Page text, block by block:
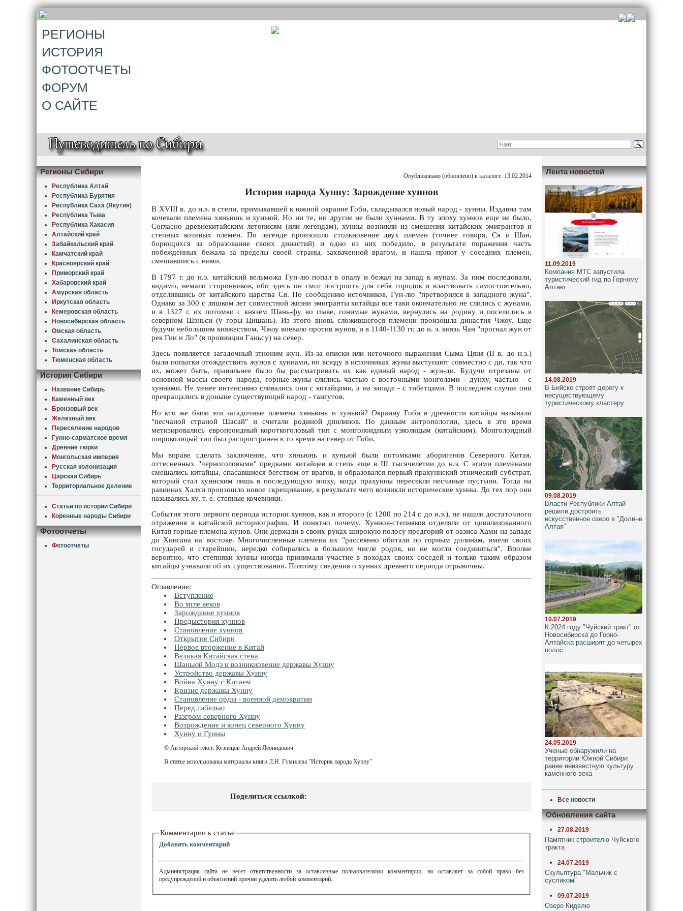
РЕГИОНЫ
ИСТОРИЯ
ФОТООТЧЕТЫ
ФОРУМ
О САЙТЕ
Регионы Сибири
Республика Алтай
Республика Бурятия
Республика Саха (Якутия)
Республика Тыва
Республика Хакасия
Алтайский край
Забайкальский край
Камчатский край
Красноярский край
Приморский край
Хабаровский край
Амурская область
Иркутская область
Кемеровская область
Новосибирская область
Омская область
Сахалинская область
Томская область
Тюменская область
История Сибири
Название Сибирь
Каменный век
Бронзовый век
Железный век
Переселение народов
Гунно-сарматское время
Древние тюрки
Монгольская империя
Русская колонизация
Царская Сибирь
Территориальное деление
Статьи по истории Сибири
Коренные народы Сибири
Фотоотчеты
Фотоотчеты
Опубликовано (обновлено) в каталоге: 13.02.2014
История народа Хунну: Зарождение хуннов
В XVIII в. до н.э. в степи, примыкавшей к южной окраине Гоби, складывался новый народ - хунны. Издавна там
кочевали племена хяньюнь и хуньюй. Но ни те, ни другие не были хуннами. В ту эпоху хуннов еще не было.
Согласно древнекитайским летописям (или легендам), хунны возникли из смешения китайских эмигрантов и
степных кочевых племен. По легенде произошло столкновение двух племен (точнее говоря, Ся и Шан,
борющихся за образование своих династий) и одно из них победило, в результате поражения часть
побежденных бежала за пределы своей страны, захваченной врагом, и нашла приют у соседних племен,
смешавшись с ними.
В 1797 г. до н.э. китайский вельможа Гун-лю попал в опалу и бежал на запад к жунам. За ним последовали,
видимо, немало сторонников, ибо здесь он смог построить для себя городок и властвовать самостоятельно,
отделившись от китайского царства Ся. По сообщению источников, Гун-лю "претворился в западного жуна".
Однако за 300 с лишком лет совместной жизни эмигранты китайцы все таки окончательно не слились с жунами,
и в 1327 г. их потомки с князем Шань-фу во главе, гонимые жунами, вернулись на родину и поселились в
северном Шэньси (у горы Цишань). Из этого вновь сложившегося племени произошла династия Чжоу. Еще
будучи небольшим княжеством, Чжоу воевало против жунов, и в 1140-1130 гг. до н. э. князь Чан "прогнал жун от
рек Гин и Ло" (в провинции Ганьсу) на север.
Здесь появляется загадочный этноним жун. Из-за описки или неточного выражения Сыма Цяня (II в. до н.э.)
были попытки отождествить жунов с хуннами, но всюду в источниках жуны выступают совместно с ди, так что
их, может быть, правильнее было бы рассматривать их как единый народ - жун-ди. Будучи отрезаны от
основной массы своего народа, горные жуны слились частью с восточными монголами - дунху, частью - с
хуннами. Не менее интенсивно сливались они с китайцами, а на западе - с тибетцами. В последнем случае они
превращались в доныне существующий народ - тангутов.
Но кто же были эти загадочные племена хяньюнь и хуньюй? Окраину Гоби в древности китайцы называли
"песчаной страной Шасай" и считали родиной динлинов. По данным антропологии, здесь в это время
метизировались европеоидный короткоголовый тип с монголоидным узколицым (китайским). Монголоидный
широколицый тип был распространен в то время на север от Гоби.
Мы вправе сделать заключение, что хяньюнь и хуньюй были потомками аборигенов Северного Китая,
оттесненных "черноголовыми" предками китайцев в степь еще в III тысячелетии до н.э. С этими племенами
смешались китайцы, спасавшиеся бегством от врагов, и образовался первый прахуннский этнический субстрат,
который стал хуннским лишь в последующую эпоху, когда прахунны пересекли песчаные пустыни. Тогда на
равнинах Халхи произошло новое скрещивание, в результате чего возникли исторические хунны. До тех пор они
назывались ху, т. е. степные кочевники.
События этого первого периода истории хуннов, как и второго (с 1200 по 214 г. до н.э.), не нашли достаточного
отражения в китайской историографии. И понятно почему. Хуннов-степняков отделяли от цивилизованного
Китая горные племена жунов. Они держали в своих руках широкую полосу предгорий от оазиса Хами на западе
до Хингана на востоке. Многочисленные племена их "рассеянно обитали по горным долинам, имели своих
государей и старейшин, нередко собирались в большом числе родов, но не могли соединиться". Вполне
вероятно, что степняки хунны иногда принимали участие в походах своих соседей и только таким образом
китайцы узнавали об их существовании. Поэтому сведения о хуннах древнего периода отрывочны.
Оглавление:
Вступление
Во мгле веков
Зарождение хуннов
Предыстория хуннов
Становление хуннов
Открытие Сибири
Первое вторжение в Китай
Великая Китайская стена
Шаньюй Модэ и возникновение державы Хунну
Устройство державы Хунну
Война Хунну с Китаем
Кризис державы Хунну
Становление орды - военной демократии
Перед гибелью
Разгром северного Хунну
Возрождение и конец северного Хунну
Хунну и Гунны
© Авторский текст: Кузнецов Андрей Леонидович
В статье использованы материалы книги Л.Н. Гумилева "История народа Хунну"
Поделиться ссылкой:
Комментарии к статье
Добавить комментарий
Администрация сайта не несет ответственности за оставленные пользователями комментарии, но оставляет за собой право без
предупреждений и объяснений причин удалить любой комментарий.
Лента новостей
11.09.2019
Компания МТС запустила
туристический гид по Горному
Алтаю
14.08.2019
В Бийске строят дорогу к
несуществующему
туристическому кластеру
09.08.2019
Власти Республики Алтай
решили достроить
искусственное озеро в "Долине
Алтая"
10.07.2019
К 2024 году "Чуйский тракт" от
Новосибирска до Горно-
Алтайска расширят до четырех
полос
24.05.2019
Ученые обнаружили на
территории Южной Сибири
ранее неизвестную культуру
каменного века
Все новости
Обновления сайта
27.08.2019
Памятник строителю Чуйского
тракта
24.07.2019
Скульптура "Мальчик с
сусликом"
09.07.2019
Озеро Киделю